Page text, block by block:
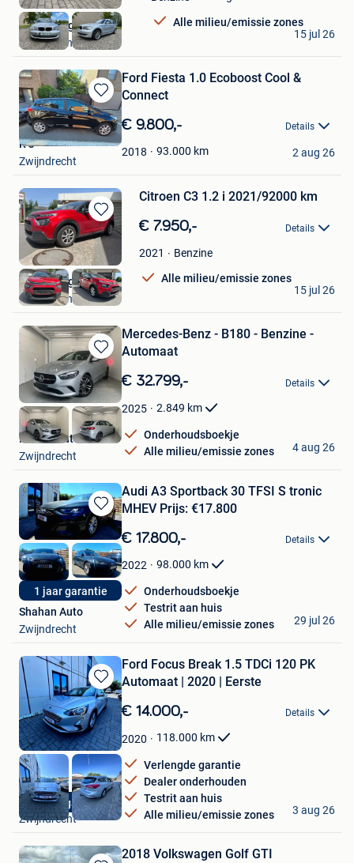
Favorieten
Alle milieu/emissie zones
Auto Village
Zwijndrecht
15 jul 26
Bewaren
in
Mijn
Favorieten
Ford Fiesta 1.0 Ecoboost Cool &
Connect
€ 9.800,- Details
2018 93.000 km
R J
Zwijndrecht
2 aug 26
Bewaren
in
Mijn
Favorieten
Citroen C3 1.2 i 2021/92000 km
€ 7.950,- Details
2021 Benzine
Alle milieu/emissie zones
Auto Village
Zwijndrecht
15 jul 26
Bewaren
in
Mijn
Favorieten
Mercedes-Benz - B180 - Benzine -
Automaat
€ 32.799,- Details
2025 2.849 km
Onderhoudsboekje
Alle milieu/emissie zones
Radius Automotive
Zwijndrecht
4 aug 26
Bewaren
in
Mijn
Favorieten
1 jaar garantie
Audi A3 Sportback 30 TFSI S tronic
MHEV Prijs: €17.800
€ 17.800,- Details
2022 98.000 km
Onderhoudsboekje
Testrit aan huis
Alle milieu/emissie zones
Shahan Auto
Zwijndrecht
29 jul 26
Bewaren
in
Mijn
Favorieten
1 jaar garantie
Ford Focus Break 1.5 TDCi 120 PK
Automaat | 2020 | Eerste
€ 14.000,- Details
2020 118.000 km
Verlengde garantie
Dealer onderhouden
Testrit aan huis
Alle milieu/emissie zones
Shahan Auto
Zwijndrecht
3 aug 26
2018 Volkswagen Golf GTI